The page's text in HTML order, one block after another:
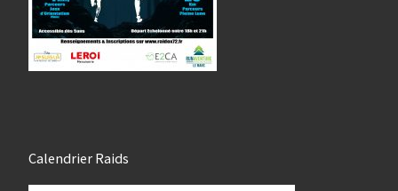
Calendrier Raids